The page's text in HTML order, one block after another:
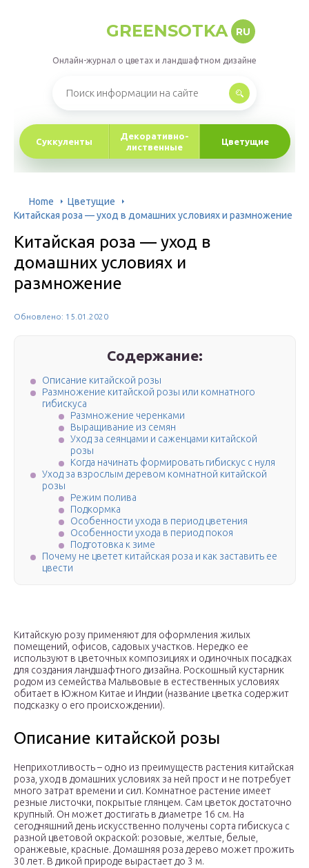
GREENSOTKA RU
Онлайн-журнал о цветах и ландшафтном дизайне
Суккуленты
Декоративно-
лиственные
Цветущие
Home
Цветущие
Китайская роза — уход в домашних условиях и размножение
Китайская роза — уход в
домашних условиях и
размножение
Обновлено: 15.01.2020
Содержание:
Описание китайской розы
Размножение китайской розы или комнатного
гибискуса
Размножение черенками
Выращивание из семян
Уход за сеянцами и саженцами китайской
розы
Когда начинать формировать гибискус с нуля
Уход за взрослым деревом комнатной китайской
розы
Режим полива
Подкормка
Особенности ухода в период цветения
Особенности ухода в период покоя
Подготовка к зиме
Почему не цветет китайская роза и как заставить ее
цвести
Китайскую розу применяют для оформления жилых
помещений, офисов, садовых участков. Нередко ее
используют в цветочных композициях и одиночных посадках
для создания ландшафтного дизайна. Роскошный кустарник
родом из семейства Мальвовые в естественных условиях
обитает в Южном Китае и Индии (название цветка содержит
подсказку о его происхождении).
Описание китайской розы
Неприхотливость – одно из преимуществ растения китайская
роза, уход в домашних условиях за ней прост и не потребует
много затрат времени и сил. Комнатное растение имеет
резные листочки, покрытые глянцем. Сам цветок достаточно
крупный. Он может достигать в диаметре 16 см. На
сегодняшний день искусственно получены сорта гибискуса с
разной цветовой окраской: розовые, желтые, белые,
оранжевые, красные. Домашняя роза дерево может прожить
30 лет. В дикой природе вырастает до 3 м.